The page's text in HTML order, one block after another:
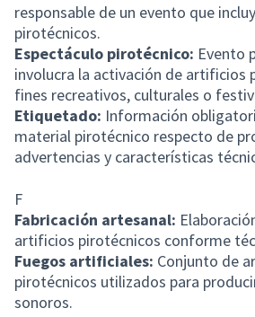
responsable de un evento que
pirotécnicos.
Espectáculo pirotécnico: Evento
involucra la activación de artificios
fines recreativos, culturales o
Etiquetado: Información
material pirotécnico respecto de
advertencias y características
F
Fabricación artesanal:
artificios pirotécnicos conforme
Fuegos artificiales: Conjunto de
pirotécnicos utilizados para
sonoros.